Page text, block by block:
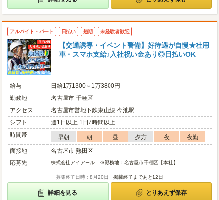
アルバイト・パート 日払い 短期 未経験者歓迎
【交通誘導・イベント警備】好待遇が自慢★社用
車・スマホ支給♪入社祝い金あり◎日払いOK
給与
日給1万1300～1万3800円
勤務地
名古屋市 千種区
アクセス
名古屋市営地下鉄東山線 今池駅
シフト
週1日以上 1日7時間以上
時間帯
早朝 朝 昼 夕方 夜
夜勤
面接地
名古屋市 熱田区
応募先
株式会社アイアール ※勤務地：名古屋市千種区【本社】
募集終了日時：8月20日 掲載終了まであと12日
詳細を見る とりあえず保存